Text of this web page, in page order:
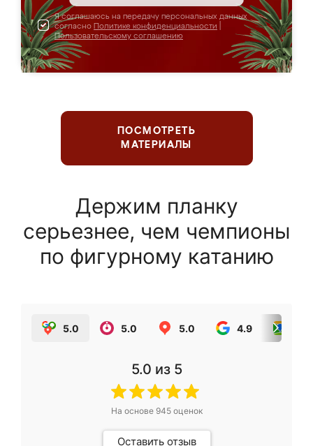
Я соглашаюсь на передачу персональных данных
согласно Политике конфиденциальности
Пользовательскому соглашению
ПОСМОТРЕТЬ
МАТЕРИАЛЫ
Держим планку
серьезнее, чем чемпионы
по фигурному катанию
5.0 5.0 5.0 4.9
5.0 из 5
На основе 945оценок
Оставить отзыв